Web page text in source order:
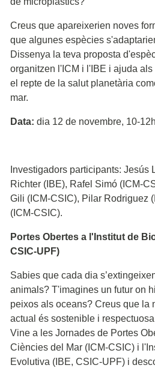
Creus que apareixerien noves
que algunes espècies
Dissenya la teva proposta
organitzen l'ICM i l'IBE i ajuda
el repte de la salut planetària
mar.
Data: dia 12 de novembre, 10-
Investigadors participants: Jesús
Richter (IBE), Rafel Simó (ICM-
Gili (ICM-CSIC), Pilar Rodriguez
(ICM-CSIC).
Portes Obertes a l'Institut de
CSIC-UPF)
Sabies que cada dia
animals? T'imagines un futur on
peixos als oceans? Creus que la
actual és sostenible i
Vine a les Jornades de Portes
Ciències del Mar (ICM-CSIC) i
Evolutiva (IBE, CSIC-UPF) i